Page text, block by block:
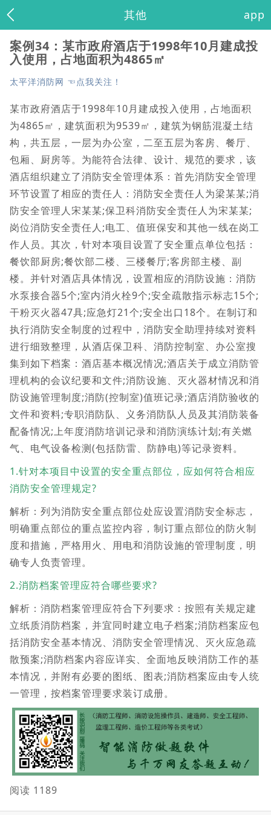
其他 app
案例34：某市政府酒店于1998年10月建成投
入使用，占地面积为4865㎡
太平洋消防网 ☜点我关注！
某市政府酒店于1998年10月建成投入使用，占地面积
为4865㎡，建筑面积为9539㎡，建筑为钢筋混凝土结
构，共五层，一层为办公室，二至五层为客房、餐厅、
包厢、厨房等。为能符合法律、设计、规范的要求，该
酒店组织建立了消防安全管理体系：首先消防安全管理
环节设置了相应的责任人：消防安全责任人为梁某某;消
防安全管理人宋某某;保卫科消防安全责任人为宋某某;
岗位消防安全责任人;电工、值班保安和其他一线在岗工
作人员。其次，针对本项目设置了安全重点单位包括：
餐饮部厨房;餐饮部二楼、三楼餐厅;客房部主楼、副
楼。并针对酒店具体情况，设置相应的消防设施：消防
水泵接合器5个;室内消火栓9个;安全疏散指示标志15个;
干粉灭火器47具;应急灯21个;安全出口18个。在制订和
执行消防安全制度的过程中，消防安全助理持续对资料
进行细致整理，从酒店保卫科、消防控制室、办公室搜
集到如下档案：酒店基本概况情况;酒店关于成立消防管
理机构的会议纪要和文件;消防设施、灭火器材情况和消
防设施管理制度;消防(控制室)值班记录;酒店消防验收的
文件和资料;专职消防队、义务消防队人员及其消防装备
配备情况;上年度消防培训记录和消防演练计划;有关燃
气、电气设备检测(包括防雷、防静电)等记录资料。
1.针对本项目中设置的安全重点部位，应如何符合相应
消防安全管理规定?
解析：列为消防安全重点部位处应设置消防安全标志，
明确重点部位的重点监控内容，制订重点部位的防火制
度和措施，严格用火、用电和消防设施的管理制度，明
确专人负责管理。
2.消防档案管理应符合哪些要求?
解析：消防档案管理应符合下列要求：按照有关规定建
立纸质消防档案，并宜同时建立电子档案;消防档案应包
括消防安全基本情况、消防安全管理情况、灭火应急疏
散预案;消防档案内容应详实、全面地反映消防工作的基
本情况，并附有必要的图纸、图表;消防档案应由专人统
一管理，按档案管理要求装订成册。
阅读 1189